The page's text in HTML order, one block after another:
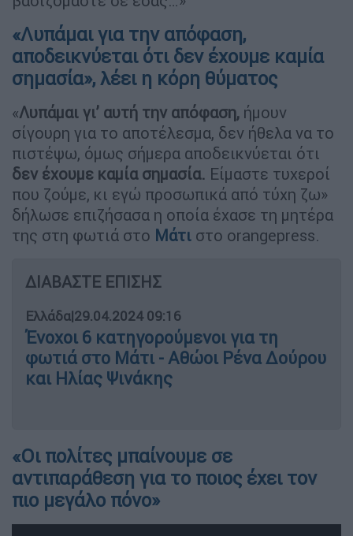
«Λυπάμαι για την απόφαση,
αποδεικνύεται ότι δεν έχουμε καμία
σημασία», λέει η κόρη θύματος
«Λυπάμαι γι’ αυτή την απόφαση, ήμουν
σίγουρη για το αποτέλεσμα, δεν ήθελα να το
πιστέψω, όμως σήμερα αποδεικνύεται ότι
δεν έχουμε καμία σημασία. Είμαστε τυχεροί
που ζούμε, κι εγώ προσωπικά από τύχη ζω»
δήλωσε επιζήσασα η οποία έχασε τη μητέρα
της στη φωτιά στο Μάτι στο orangepress.
ΔΙΑΒΑΣΤΕ ΕΠΙΣΗΣ
Ελλάδα|29.04.2024 09:16
Ένοχοι 6 κατηγορούμενοι για τη
φωτιά στο Μάτι - Αθώοι Ρένα Δούρου
και Ηλίας Ψινάκης
«Οι πολίτες μπαίνουμε σε
αντιπαράθεση για το ποιος έχει τον
πιο μεγάλο πόνο»